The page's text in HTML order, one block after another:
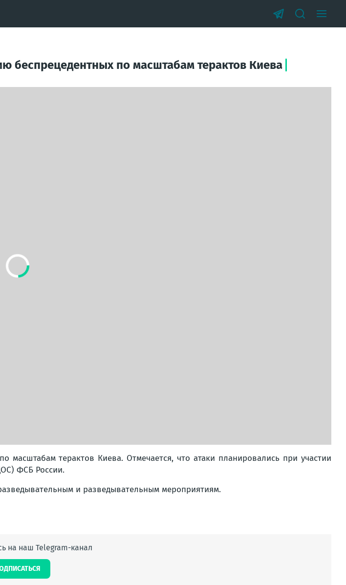
беспрецедентных по масштабам терактов Киева
терактов Киева. Отмечается, что атаки планировались при участии
ФСБ России.
и разведывательным мероприятиям.
на наш Telegram-канал